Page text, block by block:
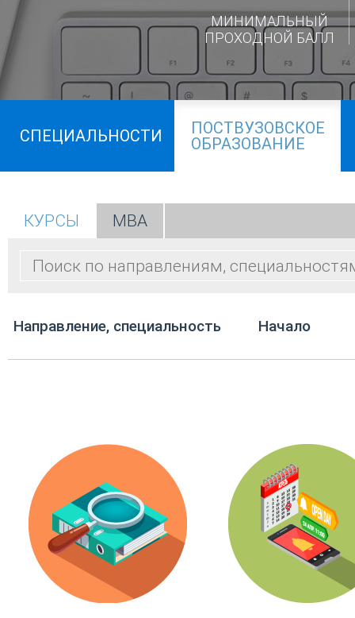
МИНИМАЛЬНЫЙ
ПРОХОДНОЙ БАЛЛ
СПЕЦИАЛЬНОСТИ
ПОСТВУЗОВСКОЕ
ОБРАЗОВАНИЕ
КУРСЫ МВА
Направление, специальность Начало